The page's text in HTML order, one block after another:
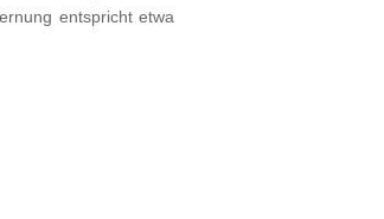
entspricht etwa